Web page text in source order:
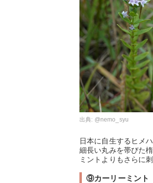
出典: @nemo_syu
日本に自生するヒメ
細長い丸みを帯びた
ミントよりもさらに
⑨カーリーミント